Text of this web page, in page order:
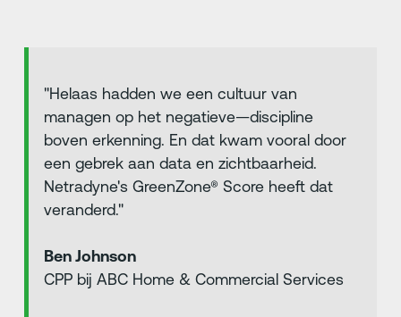
"Helaas hadden we een cultuur van
managen op het negatieve—discipline
boven erkenning. En dat kwam vooral door
een gebrek aan data en zichtbaarheid.
Netradyne's GreenZone® Score heeft dat
veranderd."
Ben Johnson
CPP bij ABC Home & Commercial Services